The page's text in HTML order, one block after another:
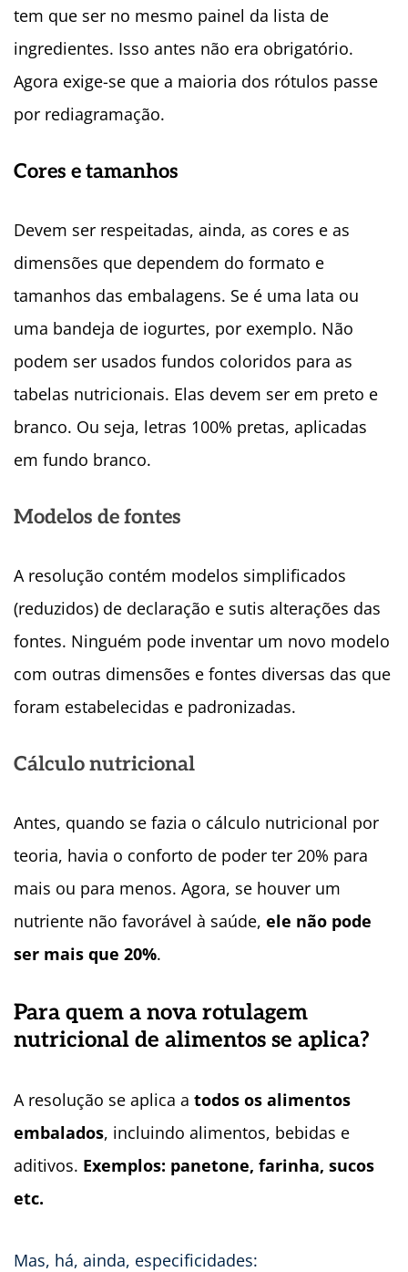
tem que ser no mesmo painel da lista de
ingredientes. Isso antes não era obrigatório.
Agora exige-se que a maioria dos rótulos passe
por rediagramação.
Cores e tamanhos
Devem ser respeitadas, ainda, as cores e as
dimensões que dependem do formato e
tamanhos das embalagens. Se é uma lata ou
uma bandeja de iogurtes, por exemplo. Não
podem ser usados fundos coloridos para as
tabelas nutricionais. Elas devem ser em preto e
branco. Ou seja, letras 100% pretas, aplicadas
em fundo branco.
Modelos de fontes
A resolução contém modelos simplificados
(reduzidos) de declaração e sutis alterações das
fontes. Ninguém pode inventar um novo modelo
com outras dimensões e fontes diversas das que
foram estabelecidas e padronizadas.
Cálculo nutricional
Antes, quando se fazia o cálculo nutricional por
teoria, havia o conforto de poder ter 20% para
mais ou para menos. Agora, se houver um
nutriente não favorável à saúde, ele não pode
ser mais que 20%.
Para quem a nova rotulagem
nutricional de alimentos se aplica?
A resolução se aplica a todos os alimentos
embalados, incluindo alimentos, bebidas e
aditivos. Exemplos: panetone, farinha, sucos
etc.
Mas, há, ainda, especificidades: